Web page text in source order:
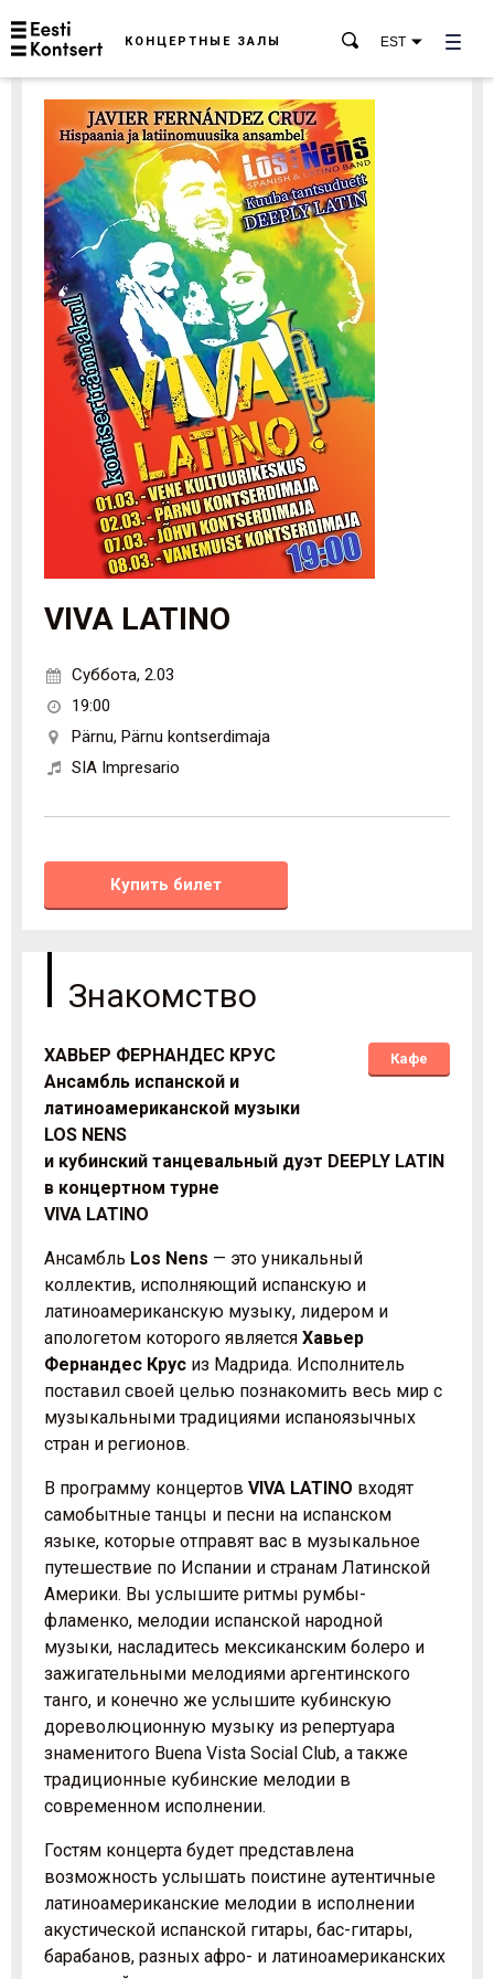
КОНЦЕРТНЫЕ ЗАЛЫ EST
VIVA LATINO
Суббота, 2.03
19:00
Pärnu, Pärnu kontserdimaja
SIA Impresario
Купить билет
Знакомство
Кафе
ХАВЬЕР ФЕРНАНДЕС КРУС
Ансамбль испанской и
латиноамериканской музыки
LOS NENS
и кубинский танцевальный дуэт DEEPLY LATIN
в концертном турне
VIVA LATINO
Ансамбль Los Nens — это уникальный
коллектив, исполняющий испанскую и
латиноамериканскую музыку, лидером и
апологетом которого является Хавьер
Фернандес Крус из Мадрида. Исполнитель
поставил своей целью познакомить весь мир с
музыкальными традициями испаноязычных
стран и регионов.
В программу концертов VIVA LATINO входят
самобытные танцы и песни на испанском
языке, которые отправят вас в музыкальное
путешествие по Испании и странам Латинской
Америки. Вы услышите ритмы румбы-
фламенко, мелодии испанской народной
музыки, насладитесь мексиканским болеро и
зажигательными мелодиями аргентинского
танго, и конечно же услышите кубинскую
дореволюционную музыку из репертуара
знаменитого Buena Vista Social Club, а также
традиционные кубинские мелодии в
современном исполнении.
Гостям концерта будет представлена
возможность услышать поистине аутентичные
латиноамериканские мелодии в исполнении
акустической испанской гитары, бас-гитары,
барабанов, разных афро- и латиноамериканских